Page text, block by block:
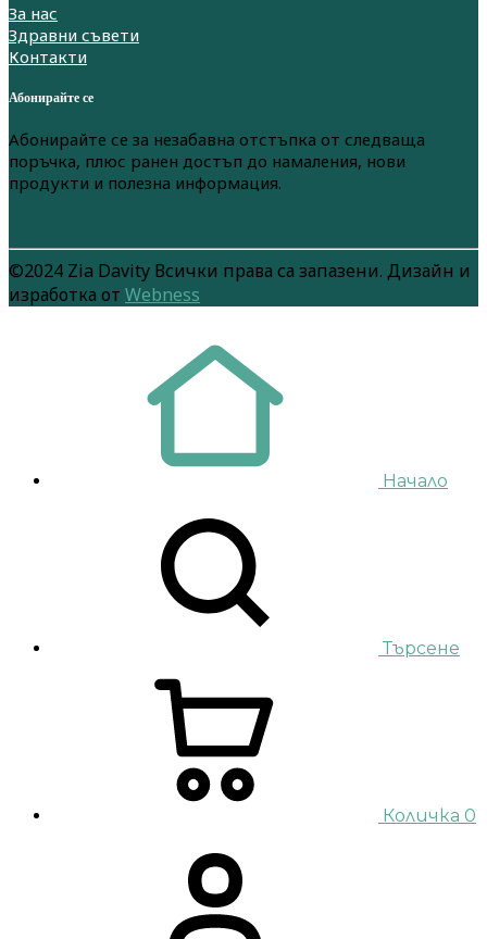
За нас
Здравни съвети
Контакти
Абонирайте се
Абонирайте се за незабавна отстъпка от следваща
поръчка, плюс ранен достъп до намаления, нови
продукти и полезна информация.
©2024 Zia Davity Всички права са запазени. Дизайн и
изработка от Webness
Начало
Търсене
Количка 0